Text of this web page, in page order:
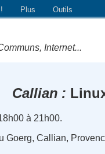
Plus Outils
Internet...
Callian
à 21h00.
Goerg, Callian,